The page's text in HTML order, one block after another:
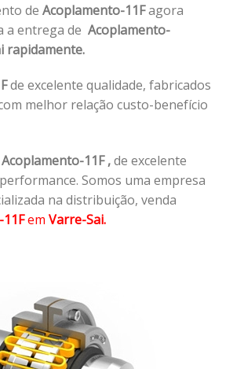
de Acoplamento-11Fagora
a entrega de Acoplamento-
rapidamente.
de excelente qualidade, fabricados
melhor relação custo-benefício
Acoplamento-11F ,de excelente
Somos uma empresa
na distribuição, venda
em Varre-Sai.